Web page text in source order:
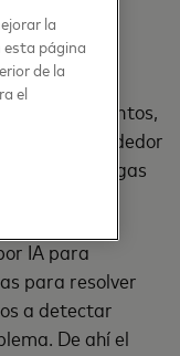
sus instintos,
emprendedor
porque si llegas
IA para
para resolver
a detectar
De ahí el
la
esta página
de la
el